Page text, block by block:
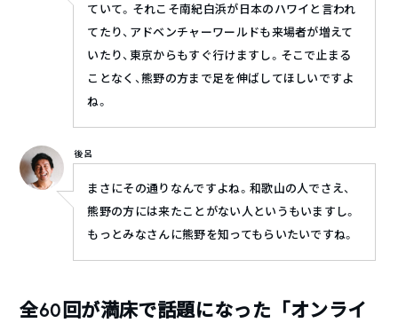
ていて。それこそ南紀白浜が日本のハワイと言われ
てたり、アドベンチャーワールドも来場者が増えて
いたり、東京からもすぐ行けますし。そこで止まる
ことなく、熊野の方まで足を伸ばしてほしいですよ
ね。
後呂
まさにその通りなんですよね。和歌山の人でさえ、
熊野の方には来たことがない人というもいますし。
もっとみなさんに熊野を知ってもらいたいですね。
全60回が満床で話題になった「オンライ